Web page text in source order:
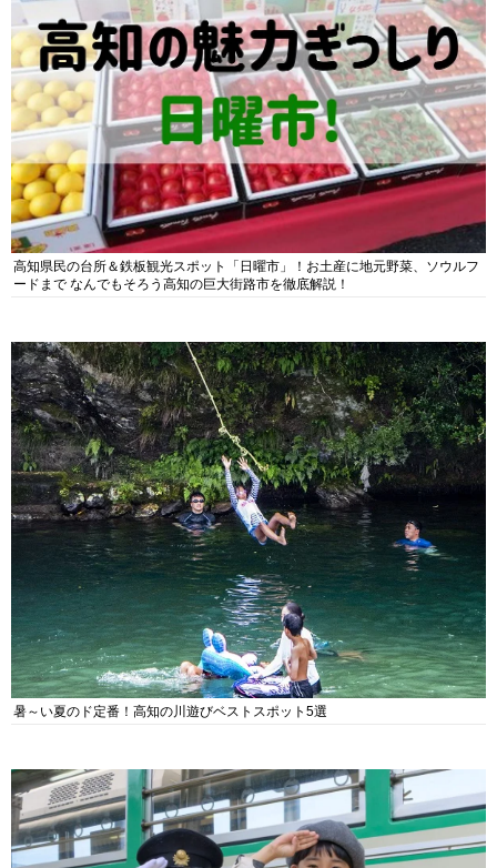
高知県民の台所＆鉄板観光スポット「日曜市」！お土産に地元野菜、ソウルフ
ードまで なんでもそろう高知の巨大街路市を徹底解説！
暑～い夏のド定番！高知の川遊びベストスポット5選